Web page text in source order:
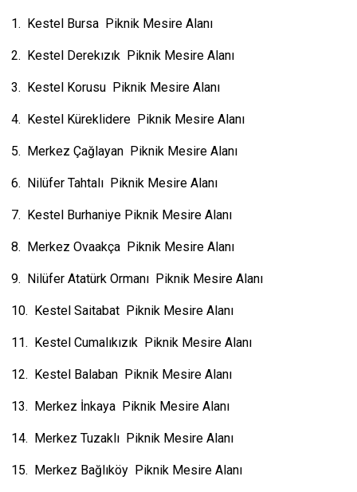
1. Kestel Bursa Piknik Mesire Alanı
2. Kestel Derekızık Piknik Mesire Alanı
3. Kestel Korusu Piknik Mesire Alanı
4. Kestel Küreklidere Piknik Mesire Alanı
5. Merkez Çağlayan Piknik Mesire Alanı
6. Nilüfer Tahtalı Piknik Mesire Alanı
7. Kestel Burhaniye Piknik Mesire Alanı
8. Merkez Ovaakça Piknik Mesire Alanı
9. Nilüfer Atatürk Ormanı Piknik Mesire Alanı
10. Kestel Saitabat Piknik Mesire Alanı
11. Kestel Cumalıkızık Piknik Mesire Alanı
12. Kestel Balaban Piknik Mesire Alanı
13. Merkez İnkaya Piknik Mesire Alanı
14. Merkez Tuzaklı Piknik Mesire Alanı
15. Merkez Bağlıköy Piknik Mesire Alanı